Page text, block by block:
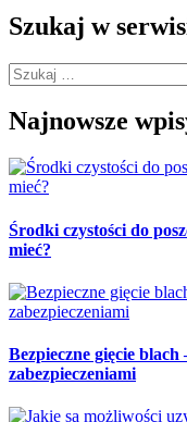
Szukaj w
Szukaj:
Najnowsze
Środki czystości do
mieć?
Bezpieczne gięcie
zabezpieczeniami